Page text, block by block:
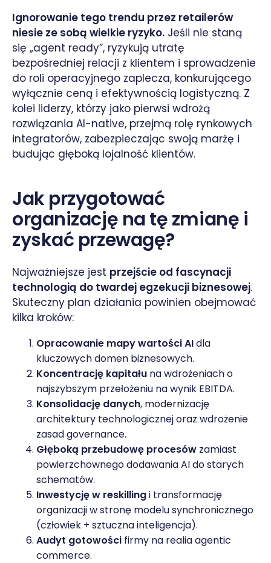
Ignorowanie tego trendu przez retailerów
niesie ze sobą wielkie ryzyko. Jeśli nie staną
się „agent ready”, ryzykują utratę
bezpośredniej relacji z klientem i sprowadzenie
do roli operacyjnego zaplecza, konkurującego
wyłącznie ceną i efektywnością logistyczną. Z
kolei liderzy, którzy jako pierwsi wdrożą
rozwiązania AI-native, przejmą rolę rynkowych
integratorów, zabezpieczając swoją marżę i
budując głęboką lojalność klientów.
Jak przygotować
organizację na tę zmianę i
zyskać przewagę?
Najważniejsze jest przejście od fascynacji
technologią do twardej egzekucji biznesowej.
Skuteczny plan działania powinien obejmować
kilka kroków:
Opracowanie mapy wartości AIdla
kluczowych domen biznesowych.
Koncentrację kapitału na wdrożeniach o
najszybszym przełożeniu na wynik EBITDA.
Konsolidację danych, modernizację
architektury technologicznej oraz wdrożenie
zasad governance.
Głęboką przebudowę procesów zamiast
powierzchownego dodawania AI do starych
schematów.
Inwestycję w reskillingi transformację
organizacji w stronę modelu synchronicznego
(człowiek + sztuczna inteligencja).
Audyt gotowości firmy na realia agentic
commerce.